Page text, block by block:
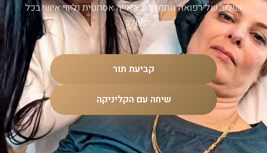
שילוב של רפואה מתקדמת, ראייה אסתטית וליווי אישי בכל
שלב
קביעת תור
שיחה עם הקליניקה